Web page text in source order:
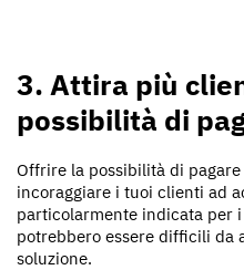
3. Attira più
possibilità di
Offrire la possibilità di
incoraggiare i tuoi clienti ad
particolarmente indicata per
potrebbero essere difficili da
soluzione.